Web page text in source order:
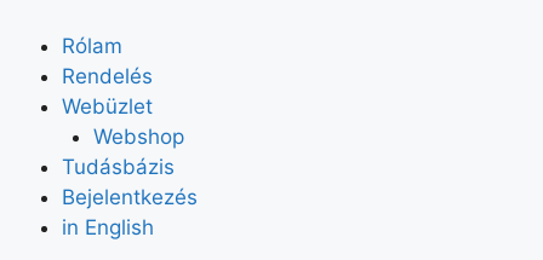
Rólam
Rendelés
Webüzlet
Webshop
Tudásbázis
Bejelentkezés
in English